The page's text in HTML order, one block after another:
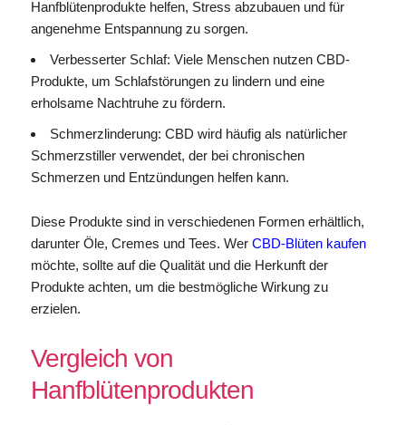
Hanfblütenprodukte helfen, Stress abzubauen und für
angenehme Entspannung zu sorgen.
Verbesserter Schlaf: Viele Menschen nutzen CBD-
Produkte, um Schlafstörungen zu lindern und eine
erholsame Nachtruhe zu fördern.
Schmerzlinderung: CBD wird häufig als natürlicher
Schmerzstiller verwendet, der bei chronischen
Schmerzen und Entzündungen helfen kann.
Diese Produkte sind in verschiedenen Formen erhältlich,
darunter Öle, Cremes und Tees. Wer CBD-Blüten kaufen
möchte, sollte auf die Qualität und die Herkunft der
Produkte achten, um die bestmögliche Wirkung zu
erzielen.
Vergleich von
Hanfblütenprodukten